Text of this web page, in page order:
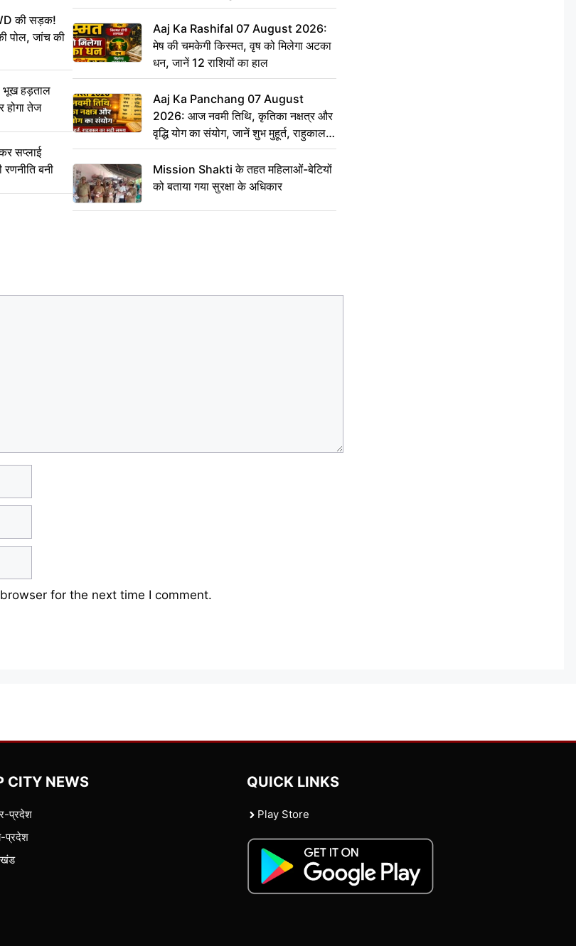
की सड़क!
पोल, जांच की
भूख हड़ताल
होगा तेज
सप्लाई
बनी
CCTV में कैद
Aaj Ka Rashifal 07 August 2026:
मेष की चमकेगी किस्मत, वृष को मिलेगा अटका
धन, जानें 12 राशियों का हाल
Aaj Ka Panchang 07 August
2026: आज नवमी तिथि, कृतिका नक्षत्र और
वृद्धि योग का संयोग, जानें शुभ मुहूर्त, राहुकाल
का सही समय
Mission Shakti के तहत महिलाओं-बेटियों
को बताया गया सुरक्षा के अधिकार
for the next time I comment.
CITY NEWS
प्रदेश
प्रदेश
QUICK LINKS
Play Store